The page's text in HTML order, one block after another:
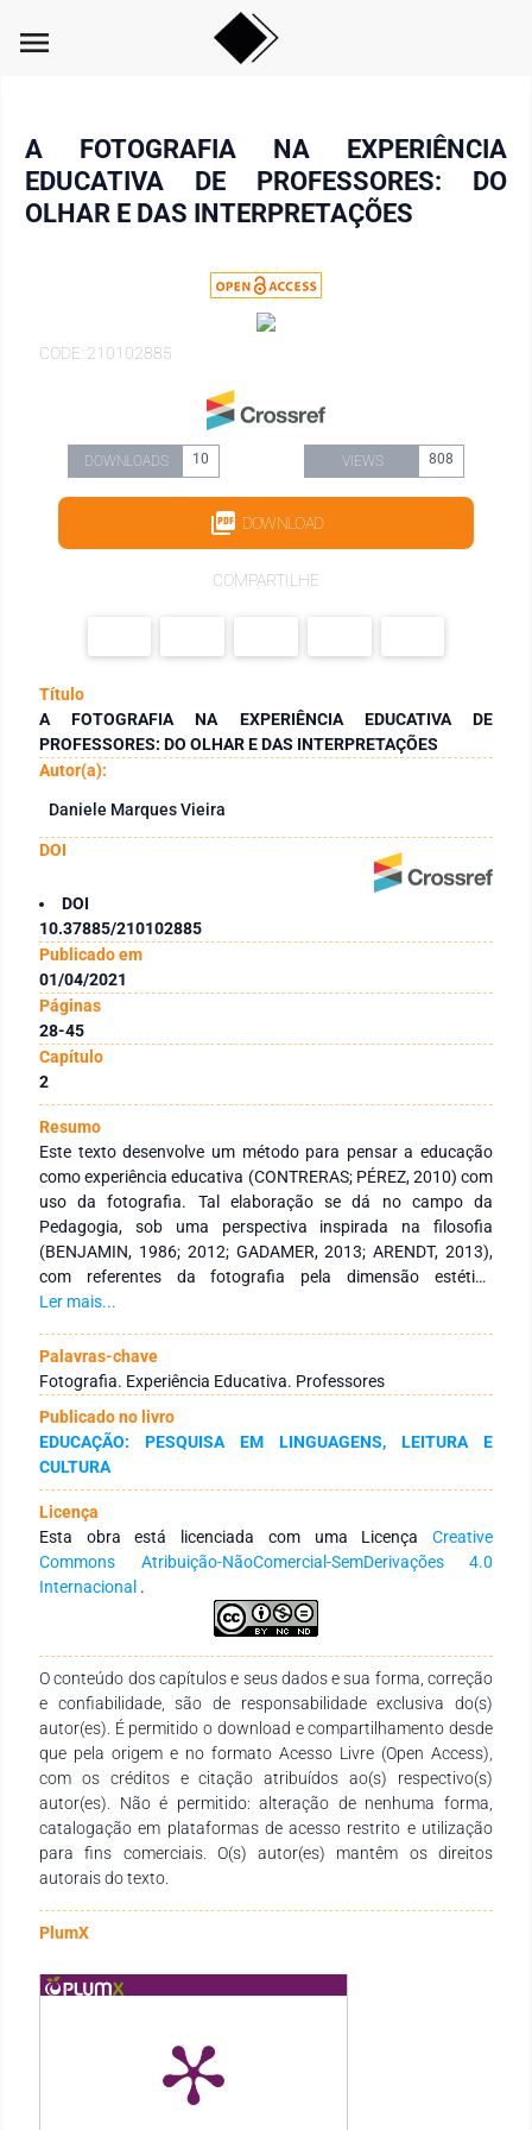
menu
A FOTOGRAFIA NA EXPERIÊNCIA
EDUCATIVA DE PROFESSORES: DO
OLHAR E DAS INTERPRETAÇÕES
CODE: 210102885
DOWNLOADS 10 VIEWS 808
DOWNLOAD
COMPARTILHE
Título
A FOTOGRAFIA NA EXPERIÊNCIA EDUCATIVA DE
PROFESSORES: DO OLHAR E DAS INTERPRETAÇÕES
Autor(a):
Daniele Marques Vieira
DOI
DOI
10.37885/210102885
Publicado em
01/04/2021
Páginas
28-45
Capítulo
2
Resumo
Este texto desenvolve um método para pensar a educação
como experiência educativa (CONTRERAS; PÉREZ, 2010) com
uso da fotografia. Tal elaboração se dá no campo da
Pedagogia, sob uma perspectiva inspirada na filosofia
(BENJAMIN, 1986; 2012; GADAMER, 2013; ARENDT, 2013),
com referentes da fotografia pela dimensão estética
(BARTHES, 1980; DUBOIS, 1998; VÁZQUEZ, 2005). Tem como
utiliza a fotografia para pensar a experiência educativa de
professores. Desenvolve a ideia do sujeito que observa a
imagem como receptor e elemento determinante à sua
compreensão, situado temporal e espacialmente no decurso
do processo histórico, identifica algo no horizonte do vivido
observado com o que pode estabelecer diálogo. Apresenta a
fotografia como instrumento à análise interpretativa da
realidade pelo encontro de horizontes, entendida enquanto
objeto da cultura que expressa uma visão sobre a realidade e
se constitui em aparato de observação pela possibilidade de
gerar interpretações decorrentes daquilo que afeta o sujeito
receptor da imagem. Ao interpretar o que vê na fotografia
experiência educativa e realiza o exercício de pensar sobre o
vivido e evidenciado na imagem. Destaca-se que a fotografia
não constitui mera representação dos referentes que
evidencia, mas, enreda mundos em relação, de uma
perspectiva histórica e estética.
Ler mais...
Palavras-chave
Fotografia. Experiência Educativa. Professores
Publicado no livro
EDUCAÇÃO: PESQUISA EM LINGUAGENS, LEITURA E
CULTURA
Licença
Esta obra está licenciada com uma Licença Creative
Commons Atribuição-NãoComercial-SemDerivações 4.0
Internacional .
O conteúdo dos capítulos e seus dados e sua forma, correção
e confiabilidade, são de responsabilidade exclusiva do(s)
autor(es). É permitido o download e compartilhamento desde
que pela origem e no formato Acesso Livre (Open Access),
com os créditos e citação atribuídos ao(s) respectivo(s)
autor(es). Não é permitido: alteração de nenhuma forma,
catalogação em plataformas de acesso restrito e utilização
para fins comerciais. O(s) autor(es) mantêm os direitos
autorais do texto.
PlumX